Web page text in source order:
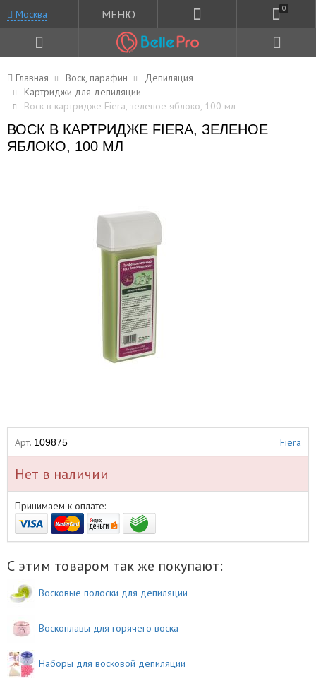
Москва МЕНЮ 0
Главная Воск, парафин
Депиляция
Картриджи для депиляции
Воск в картридже Fiera, зеленое яблоко, 100 мл
ВОСК В КАРТРИДЖЕ FIERA, ЗЕЛЕНОЕ
ЯБЛОКО, 100 МЛ
Арт. 109875 Fiera
Нет в наличии
Принимаем к оплате:
С этим товаром так же покупают:
Восковые полоски для депиляции
Воскоплавы для горячего воска
Наборы для восковой депиляции